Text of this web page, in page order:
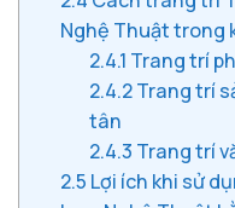
Nghệ Thuật trong
2.4.1 Trang trí
2.4.2Trang trí
tân
2.4.3 Trang trí
2.5 Lợi ích khi sử